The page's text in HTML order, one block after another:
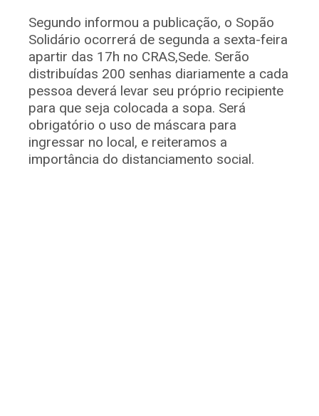
Segundo informou a publicação, o Sopão
Solidário ocorrerá de segunda a sexta-feira
apartir das 17h no CRAS,Sede. Serão
distribuídas 200 senhas diariamente a cada
pessoa deverá levar seu próprio recipiente
para que seja colocada a sopa. Será
obrigatório o uso de máscara para
ingressar no local, e reiteramos a
importância do distanciamento social.